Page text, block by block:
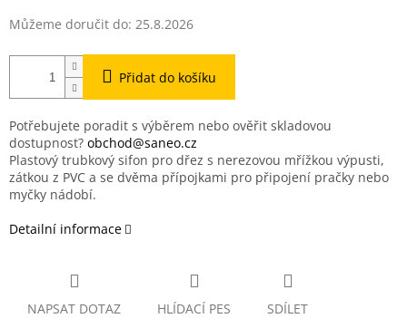
Můžeme doručit do: 25.8.2026
Přidat do košíku
Potřebujete poradit s výběrem nebo ověřit skladovou
dostupnost? obchod@saneo.cz
Plastový trubkový sifon pro dřez s nerezovou mřížkou výpusti,
zátkou z PVC a se dvěma přípojkami pro připojení pračky nebo
myčky nádobí.
Detailní informace
NAPSAT DOTAZ HLÍDACÍ PES SDÍLET